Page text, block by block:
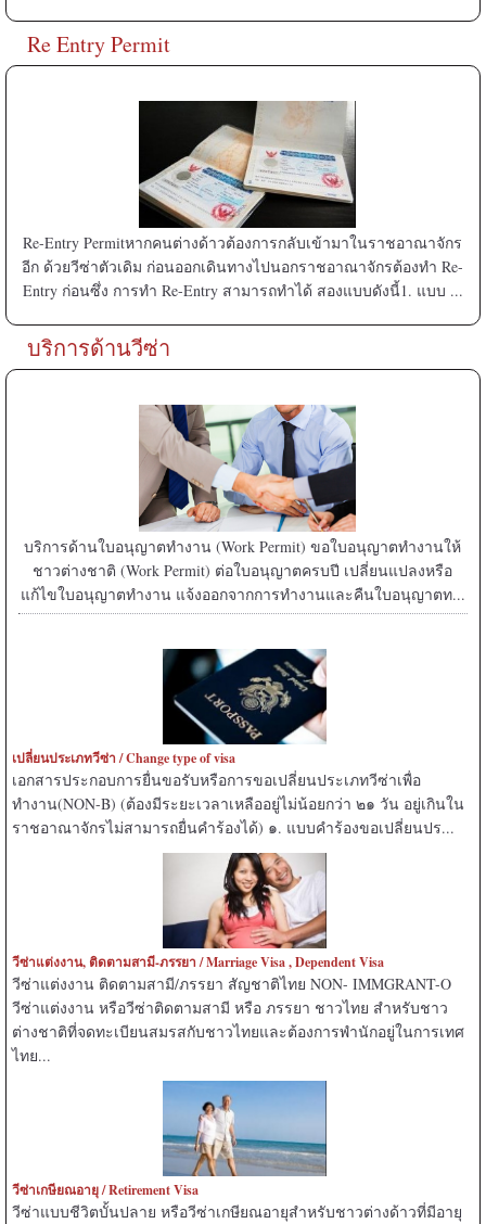
Re Entry Permit
Re-Entry Permitหากคนต่างด้าวต้องการกลับเข้ามาในราชอาณาจักร
อีก ด้วยวีซ่าตัวเดิม ก่อนออกเดินทางไปนอกราชอาณาจักรต้องทำ Re-
Entry ก่อนซึ่ง การทำ Re-Entry สามารถทำได้ สองแบบดังนี้1. แบบ ...
บริการด้านวีซ่า
บริการด้านใบอนุญาตทำงาน (Work Permit) ขอใบอนุญาตทำงานให้
ชาวต่างชาติ (Work Permit) ต่อใบอนุญาตครบปี เปลี่ยนแปลงหรือ
แก้ไขใบอนุญาตทำงาน แจ้งออกจากการทำงานและคืนใบอนุญาตท...
เปลี่ยนประเภทวีซ่า / Change type of visa
เอกสารประกอบการยื่นขอรับหรือการขอเปลี่ยนประเภทวีซ่าเพื่อ
ทำงาน(NON-B) (ต้องมีระยะเวลาเหลืออยู่ไม่น้อยกว่า ๒๑ วัน อยู่เกินใน
ราชอาณาจักรไม่สามารถยื่นคำร้องได้) ๑. แบบคำร้องขอเปลี่ยนปร...
วีซ่าแต่งงาน, ติดตามสามี-ภรรยา / Marriage Visa , Dependent Visa
วีซ่าแต่งงาน ติดตามสามี/ภรรยา สัญชาติไทย NON- IMMGRANT-O
วีซ่าแต่งงาน หรือวีซ่าติดตามสามี หรือ ภรรยา ชาวไทย สำหรับชาว
ต่างชาติที่จดทะเบียนสมรสกับชาวไทยและต้องการพำนักอยู่ในการเทศ
ไทย...
วีซ่าเกษียณอายุ / Retirement Visa
วีซ่าแบบชีวิตบั้นปลาย หรือวีซ่าเกษียณอายุสำหรับชาวต่างด้าวที่มีอายุ